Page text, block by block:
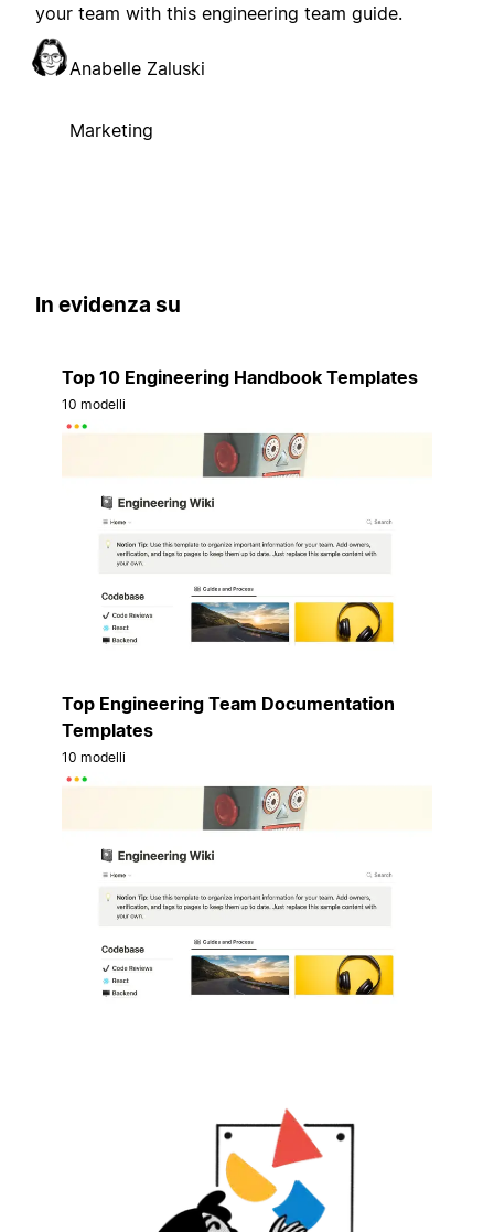
your team with this engineering team guide.
Anabelle Zaluski
Marketing
In evidenza su
Top 10 Engineering Handbook Templates
10 modelli
Top Engineering Team Documentation
Templates
10 modelli